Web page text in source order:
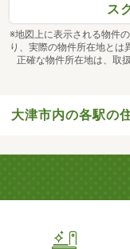
ス
※地図上に表示される物件
り、実際の物件所在地とは
正確な物件所在地は、取
大津市内の各駅の